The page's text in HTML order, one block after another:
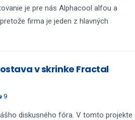
je pre nás Alphacool alfou a
firma je jeden z hlavných
v skrinke Fractal
9
diskusného fóra. V tomto projekte